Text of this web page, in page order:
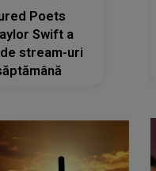
Poets
Swift a
stream-uri